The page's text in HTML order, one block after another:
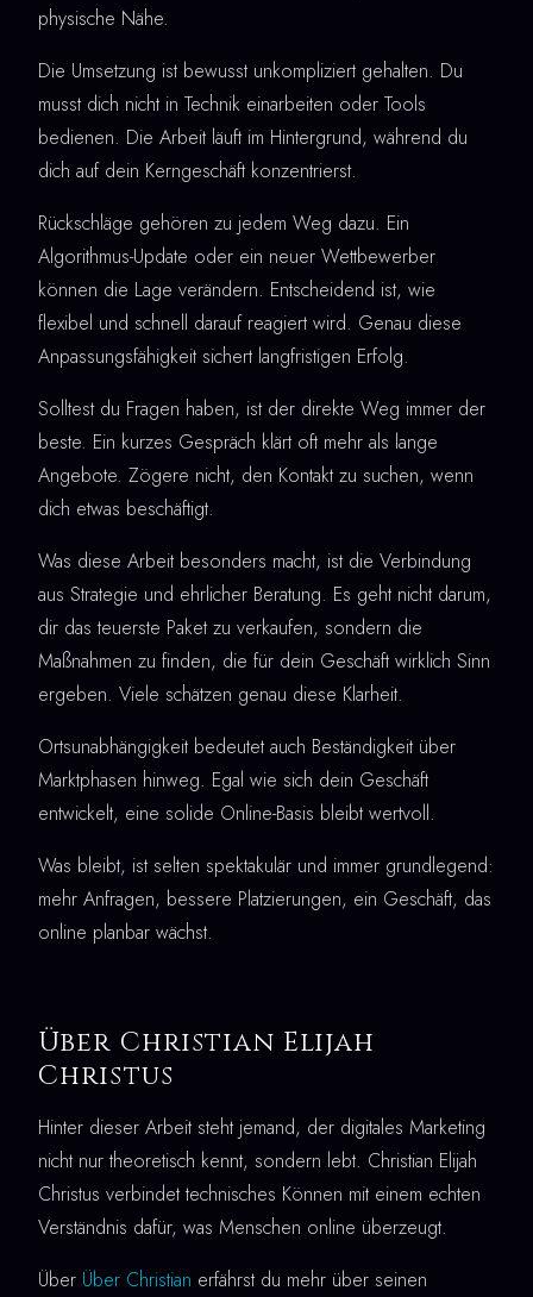
physische Nähe.
Die Umsetzung ist bewusst unkompliziert gehalten. Du
musst dich nicht in Technik einarbeiten oder Tools
bedienen. Die Arbeit läuft im Hintergrund, während du
dich auf dein Kerngeschäft konzentrierst.
Rückschläge gehören zu jedem Weg dazu. Ein
Algorithmus-Update oder ein neuer Wettbewerber
können die Lage verändern. Entscheidend ist, wie
flexibel und schnell darauf reagiert wird. Genau diese
Anpassungsfähigkeit sichert langfristigen Erfolg.
Solltest du Fragen haben, ist der direkte Weg immer der
beste. Ein kurzes Gespräch klärt oft mehr als lange
Angebote. Zögere nicht, den Kontakt zu suchen, wenn
dich etwas beschäftigt.
Was diese Arbeit besonders macht, ist die Verbindung
aus Strategie und ehrlicher Beratung. Es geht nicht darum,
dir das teuerste Paket zu verkaufen, sondern die
Maßnahmen zu finden, die für dein Geschäft wirklich Sinn
ergeben. Viele schätzen genau diese Klarheit.
Ortsunabhängigkeit bedeutet auch Beständigkeit über
Marktphasen hinweg. Egal wie sich dein Geschäft
entwickelt, eine solide Online-Basis bleibt wertvoll.
Was bleibt, ist selten spektakulär und immer grundlegend:
mehr Anfragen, bessere Platzierungen, ein Geschäft, das
online planbar wächst.
Über Christian Elijah
Christus
Hinter dieser Arbeit steht jemand, der digitales Marketing
nicht nur theoretisch kennt, sondern lebt. Christian Elijah
Christus verbindet technisches Können mit einem echten
Verständnis dafür, was Menschen online überzeugt.
Über Über Christian erfährst du mehr über seinen